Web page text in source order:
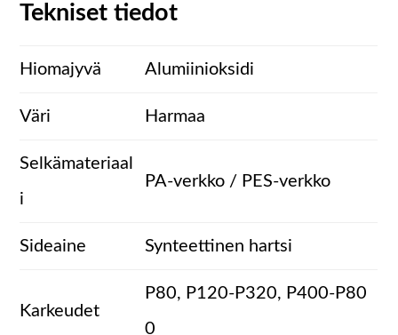
Tekniset tiedot
Hiomajyvä Alumiinioksidi
Väri Harmaa
Selkämateriaal
i
PA-verkko / PES-verkko
Sideaine Synteettinen hartsi
Karkeudet
P80, P120-P320, P400-P80
0